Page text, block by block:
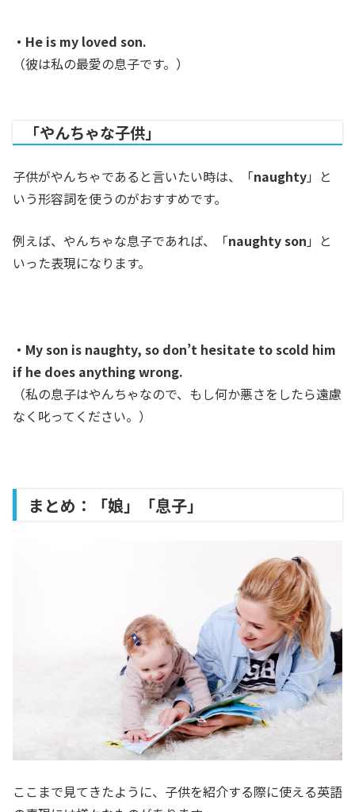
・He is my loved son.
（彼は私の最愛の息子です。）
「やんちゃな子供」
子供がやんちゃであると言いたい時は、「naughty」と
いう形容詞を使うのがおすすめです。
例えば、やんちゃな息子であれば、「naughty son 」と
いった表現になります。
・My son is naughty, so don’t hesitate to scold him
if he does anything wrong.
（私の息子はやんちゃなので、もし何か悪さをしたら遠慮
なく叱ってください。）
まとめ：「娘」「息子」
ここまで見てきたように、子供を紹介する際に使える英語